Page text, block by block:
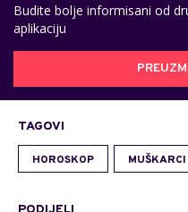
Budite bolje informisani od
aplikaciju
TAGOVI
HOROSKOP MUŠKARCI